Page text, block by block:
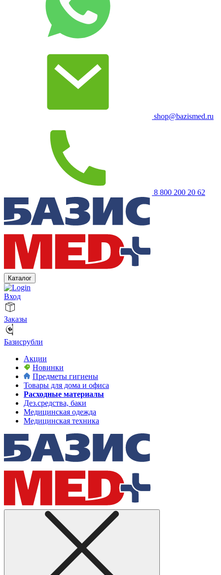
shop@bazismed.ru
8 800 200 20 62
Каталог
Вход
Заказы
Базисрубли
Акции
Новинки
Предметы гигиены
Товары для дома и офиса
Расходные материалы
Дез.средства, баки
Медицинская одежда
Медицинская техника